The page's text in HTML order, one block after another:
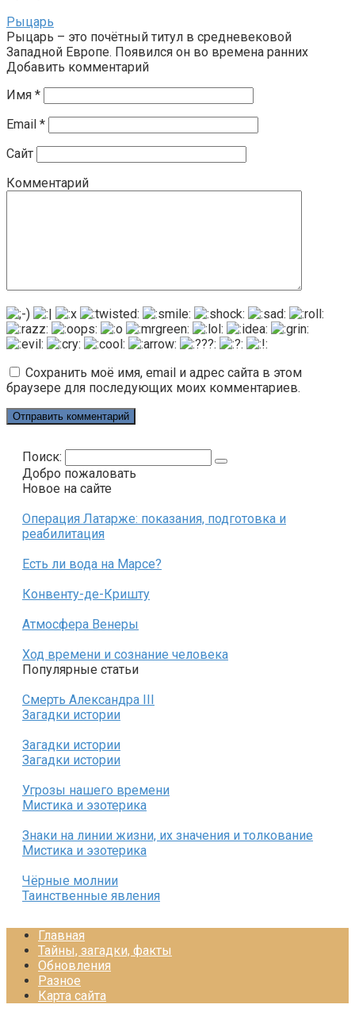
Рыцарь
Рыцарь – это почётный титул в средневековой
Западной Европе. Появился он во времена ранних
Добавить комментарий
Имя *
Email *
Сайт
Комментарий
Сохранить моё имя, email и адрес сайта в этом
браузере для последующих моих комментариев.
Поиск:
Добро пожаловать
Новое на сайте
Операция Латарже: показания, подготовка и
реабилитация
Есть ли вода на Марсе?
Конвенту-де-Кришту
Атмосфера Венеры
Ход времени и сознание человека
Популярные статьи
Смерть Александра III
Загадки истории
Загадки истории
Загадки истории
Угрозы нашего времени
Мистика и эзотерика
Знаки на линии жизни, их значения и толкование
Мистика и эзотерика
Чёрные молнии
Таинственные явления
Главная
Тайны, загадки, факты
Обновления
Разное
Карта сайта